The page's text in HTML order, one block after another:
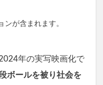
ンが含まれます。
年の実写映画化で
段ボールを被り社会を